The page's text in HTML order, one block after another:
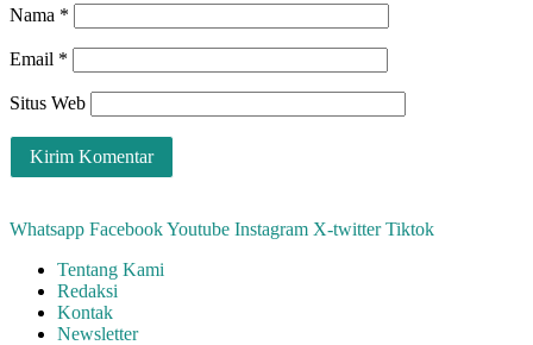
Nama *
Email *
Situs Web
Whatsapp FacebookYoutube Instagram X-twitter Tiktok
Tentang Kami
Redaksi
Kontak
Newsletter